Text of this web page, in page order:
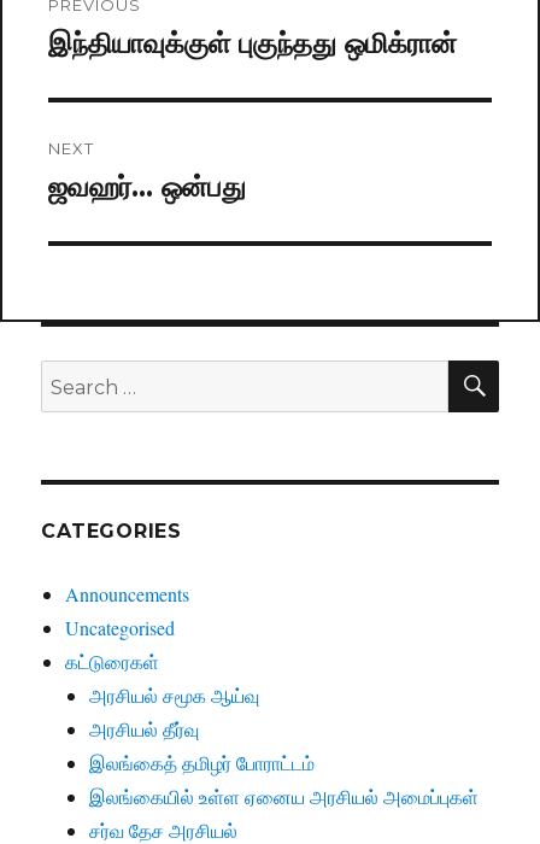
navigation
PREVIOUS
Previous
இந்தியாவுக்குள் புகுந்தது ஒமிக்ரான்
NEXT
Next
ஜவஹர்… ஒன்பது
Search
for:
CATEGORIES
Announcements
Uncategorised
கட்டுரைகள்
அரசியல் சமூக ஆய்வு
அரசியல் தீர்வு
இலங்கைத் தமிழர் போராட்டம்
இலங்கையில் உள்ள ஏனைய அரசியல் அமைப்புகள்
சர்வ தேச அரசியல்